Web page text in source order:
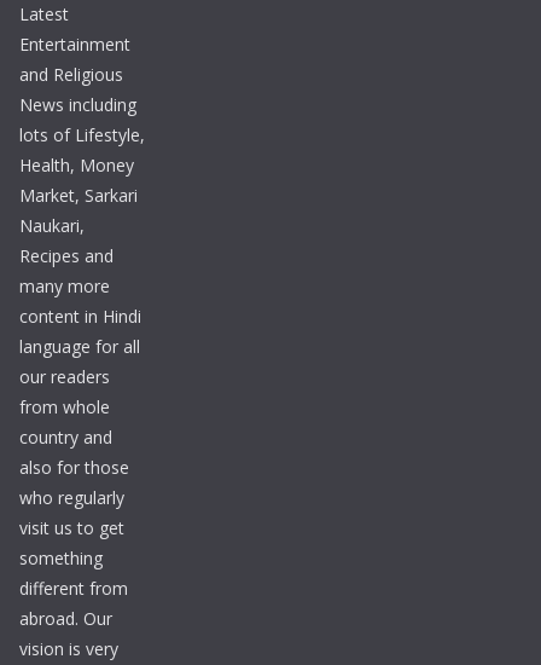
Latest
Entertainment
and Religious
News including
lots of Lifestyle,
Health, Money
Market, Sarkari
Naukari,
Recipes and
many more
content in Hindi
language for all
our readers
from whole
country and
also for those
who regularly
visit us to get
something
different from
abroad. Our
vision is very